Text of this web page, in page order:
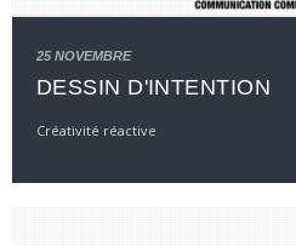
25 NOVEMBRE
DESSIN D'INTENTION
Créativité réactive